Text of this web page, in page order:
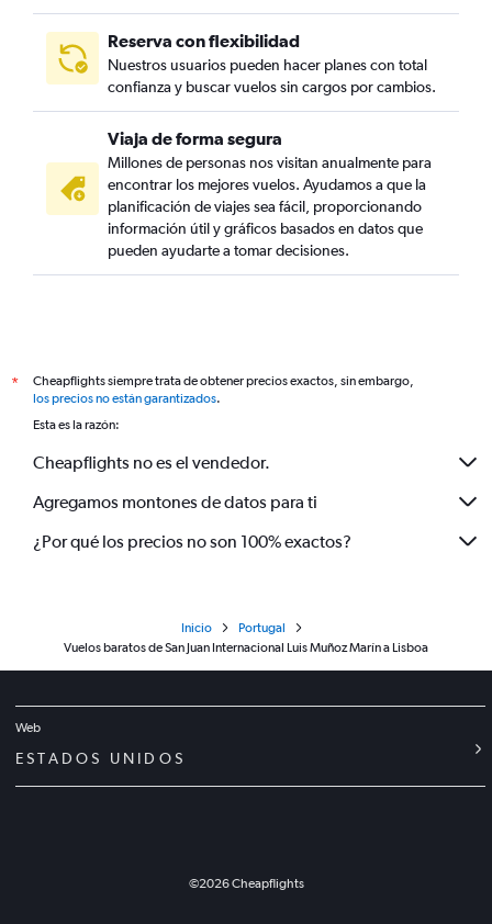
Reserva con flexibilidad
Nuestros usuarios pueden hacer planes con total
confianza y buscar vuelos sin cargos por cambios.
Viaja de forma segura
Millones de personas nos visitan anualmente para
encontrar los mejores vuelos. Ayudamos a que la
planificación de viajes sea fácil, proporcionando
información útil y gráficos basados en datos que
pueden ayudarte a tomar decisiones.
*
Cheapflights siempre trata de obtener precios exactos, sin embargo,
los precios no están garantizados.
Esta es la razón:
Cheapflights no es el vendedor.
Agregamos montones de datos para ti
¿Por qué los precios no son 100% exactos?
Inicio
Portugal
Vuelos baratos de San Juan Internacional Luis Muñoz Marín a Lisboa
Web
ESTADOS UNIDOS
©2026Cheapflights